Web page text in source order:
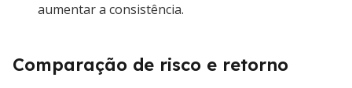
aumentar a consistência.
Comparação de risco e retorno